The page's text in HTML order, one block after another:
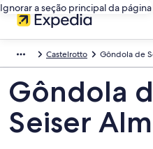
Ignorar a seção principal da página
Castelrotto Gôndola de
Gôndola
Seiser Alm